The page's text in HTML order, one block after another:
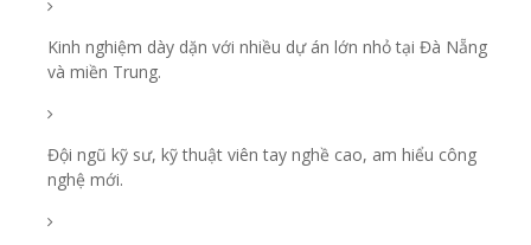
Kinh nghiệm dày dặn với nhiều dự án lớn nhỏ tại Đà Nẵng
và miền Trung.
Đội ngũ kỹ sư, kỹ thuật viên tay nghề cao, am hiểu công
nghệ mới.